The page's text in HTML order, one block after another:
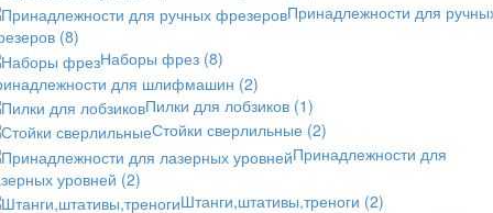
Принадлежности для
(8)
Наборы фрез (8)
для шлифмашин (2)
Пилки для лобзиков (1)
Стойки сверлильные (2)
Принадлежности для
уровней (2)
Штанги,штативы,треноги (2)